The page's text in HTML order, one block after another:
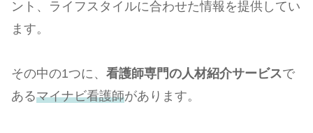
ント、ライフスタイルに合わせた情報を提供してい
ます。
その中の1つに、 看護師専門の人材紹介サービスで
あるマイナビ看護師があります。